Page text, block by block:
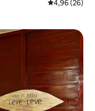
Priemerné
4,96 (26)